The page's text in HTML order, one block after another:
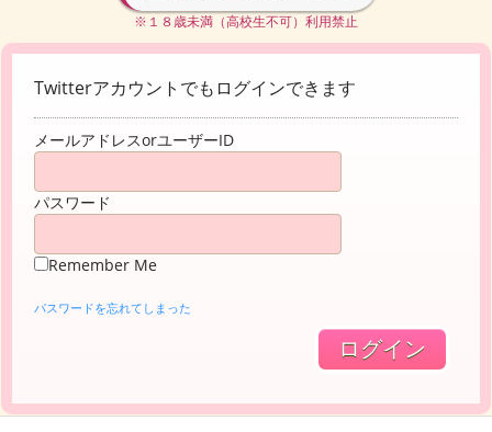
※１８歳未満（高校生不可）利用禁止
Twitterアカウントでもログインできます
メールアドレスorユーザーID
パスワード
Remember Me
パスワードを忘れてしまった